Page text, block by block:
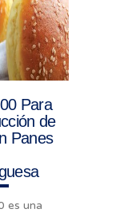
Para
de
Panes
es una